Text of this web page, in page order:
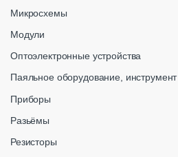
Микросхемы
Модули
Оптоэлектронные устройства
Паяльное оборудование, инструмент
Приборы
Разьёмы
Резисторы